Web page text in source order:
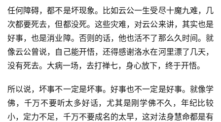
八
点
僧
音
高
僧
访
谈
任何障碍，都不是坏现象。比如云公一生受尽十魔九难，几
次都要死去，但都没死。这些灾难，对云公来讲，其实也是
好事，也是消业障。否则的话，他也活不了那么久时间。就
像云公曾说，自己能开悟，还得感谢洛水在河里漂了几天，
没有死去。大病一场，去打禅七，身心放下，终于开悟。
所以说，坏事不一定是坏事。好事也不一定是好事。就像学
佛，千万不要听太多好话，尤其是刚学佛不久，年纪比较
小，定力不足，千万不要成名的太早，这对法身慧命都是有